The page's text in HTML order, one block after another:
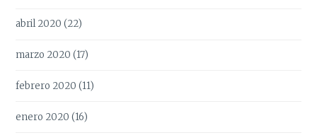
abril 2020 (22)
marzo 2020 (17)
febrero 2020 (11)
enero 2020 (16)